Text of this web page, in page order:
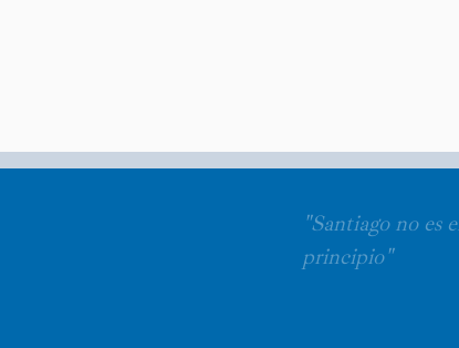
"Santiago no es
principio"